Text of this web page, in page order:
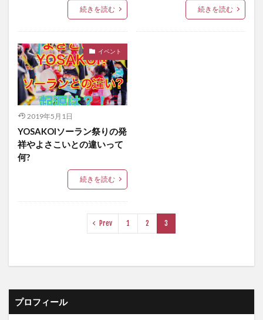
続きを読む 続きを読む
イベント
2019年5月1日
YOSAKOIソーラン祭りの発
祥やよさこいとの違いって
何?
続きを読む
Prev 1 2 3
プロフィール